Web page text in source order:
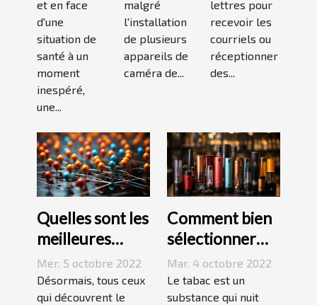
et en face
d'une
situation de
santé à un
moment
inespéré,
une...
malgré
l'installation
de plusieurs
appareils de
caméra de...
modèle
lettres pour
recevoir les
courriels ou
réceptionner
des...
Quelles sont les
meilleures
stratégies de
netlinking ?
Mer. 5 octobre 2022
Désormais, tous ceux
qui découvrent le
Comment bien
sélectionner
une cigarette
électronique ?
Mar. 4 octobre 2022
Le tabac est un
substance qui nuit